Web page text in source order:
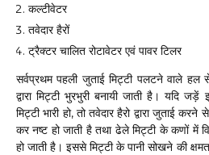
कल्टीवेटर
तवेदार हैरों
ट्रैक्टर चालित रोटावेटर एवं पावर टिलर
सर्वप्रथम पहली जुताई मिट्टी पलटने वाले
द्वारा मिट्टी भुरभुरी बनायी जाती है। यदि
मिट्टी भारी हो, तो तवेदार हैरो द्वारा जुताई
कर नष्ट हो जाती है तथा ढेले मिट्टी के कणों में
हो जाती है। इससे मिट्टी के पानी सोखने की